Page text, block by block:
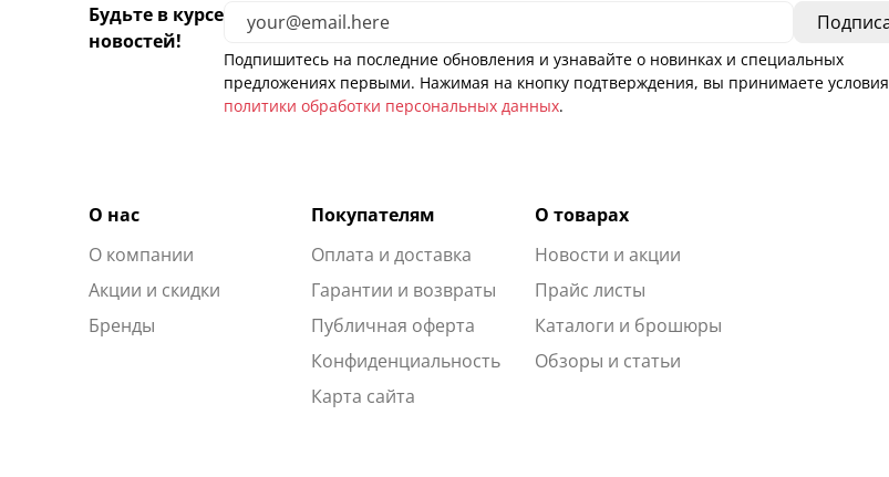
Будьте в курсе
новостей!
Подпишитесь на последние обновления и узнавайте о новинках и специальных
предложениях первыми. Нажимая на кнопку подтверждения, вы принимаете условия
политики обработки персональных данных.
О нас
О компании
Акции и скидки
Бренды
Покупателям
Оплата и доставка
Гарантии и возвраты
Публичная оферта
Конфиденциальность
Карта сайта
О товарах
Новости и акции
Прайс листы
Каталоги и брошюры
Обзоры и статьи